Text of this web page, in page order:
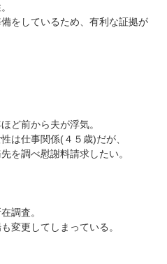
をしているため、有利な証拠が
ど前から夫が浮気。
は仕事関係(４５歳)だが、
を調べ慰謝料請求したい。
調査。
変更してしまっている。